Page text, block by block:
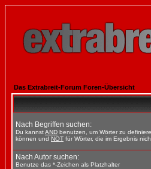
Das Extrabreit-Forum Foren-Übersicht
Nach Begriffen suchen:
Du kannstAND benutzen, um Wörter zu
können und NOT für Wörter, die im Ergebnis
Nach Autor suchen:
Benutze das *-Zeichen als Platzhalter